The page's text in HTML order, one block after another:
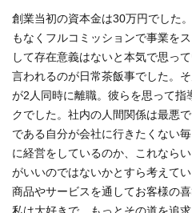
創業当初の資本金は30万円でした
もなくフルコミッションで事業を
して存在意義はないと本気で思っ
言われるのが日常茶飯事でした。
が2人同時に離職。彼らを思って指
クでした。社内の人間関係は最悪
である自分が会社に行きたくない
に経営をしているのか、これなら
がいいのではないかとすら考えてい
商品やサービスを通してお客様の
私は大好きで、もっとその道を追